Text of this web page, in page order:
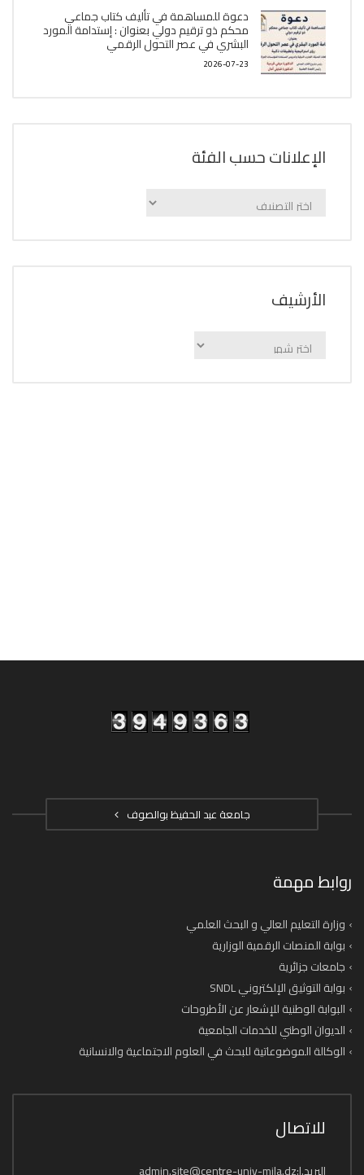
دعوة للمساهمة في تأليف كتاب جماعي
محكم ذو ترقيم دولي بعنوان : إستدامة المورد
البشري في عصر التحول الرقمي
2026-07-23
الإعلانات حسب الفئة
الإعلانات
اﻷرشيف
اﻷرشيف
جامعة عبد الحفيظ بوالصوف
روابط مهمة
وزارة التعليم العالي و البحث العلمي
بوابة المنصات الرقمية الوزارية
جامعات جزائرية
بوابة التوثيق الإلكتروني SNDL
البوابة الوطنية للإشعار عن الأطروحات
الديوان الوطني للخدمات الجامعية
الوكالة الموضوعاتية للبحث في العلوم الاجتماعية والانسانية
للاتصال